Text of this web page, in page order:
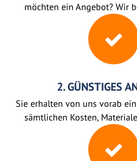
möchten ein Angebot? Wir
2. GÜNSTIGES
Sie erhalten von uns vorab
sämtlichen Kosten,